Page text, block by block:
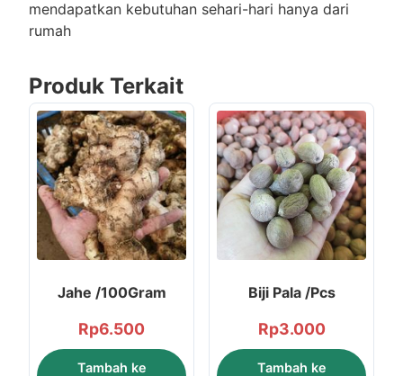
mendapatkan kebutuhan sehari-hari hanya dari
rumah
Produk Terkait
Jahe /100Gram
Rp6.500
Tambah ke
Biji Pala /Pcs
Rp3.000
Tambah ke